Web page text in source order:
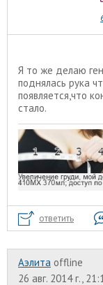
Я то же делаю
поднялась рука
появляется,что
стало.
ответить
Аэлита offline
26 авг. 2014 г.,